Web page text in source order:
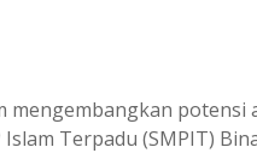
mengembangkan potensi
Terpadu (SMPIT)